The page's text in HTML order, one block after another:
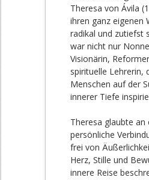
Theresa von Ávila
ihren ganz eigenen
radikal und zutiefst
war nicht nur
Visionärin,
spirituelle Lehrerin,
Menschen auf der
innerer Tiefe
Theresa glaubte an
persönliche
frei von
Herz, Stille und
innere Reise